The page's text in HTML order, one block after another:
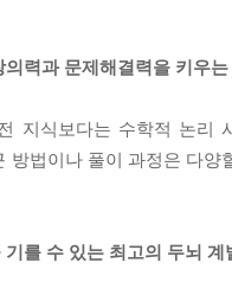
력과 문제해결력을 키우
지식보다는 수학적 논
방법이나 풀이 과정은 다
를 수 있는 최고의 두뇌 계